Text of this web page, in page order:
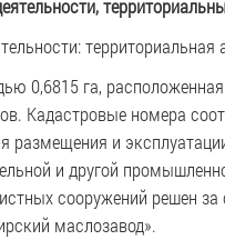
территориальная
0,6815 га,
Кадастровые номера
размещения и
и другой
сооружений решен
маслозавод».